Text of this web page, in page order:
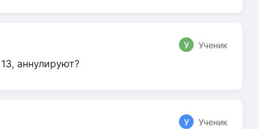
У Ученик
аннулируют?
У Ученик